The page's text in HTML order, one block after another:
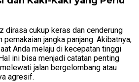
dirasa cukup keras dan cenderung
jangka panjang. Akibatnya,
Anda melaju di kecepatan tinggi
ini bisa menjadi catatan penting
jalan bergelombang atau
agresif.